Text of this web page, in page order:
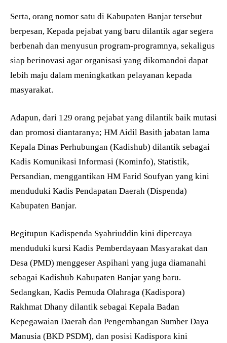
Serta, orang nomor satu di Kabupaten Banjar tersebut
berpesan, Kepada pejabat yang baru dilantik agar segera
berbenah dan menyusun program-programnya, sekaligus
siap berinovasi agar organisasi yang dikomandoi dapat
lebih maju dalam meningkatkan pelayanan kepada
masyarakat.
Adapun, dari 129 orang pejabat yang dilantik baik mutasi
dan promosi diantaranya; HM Aidil Basith jabatan lama
Kepala Dinas Perhubungan (Kadishub) dilantik sebagai
Kadis Komunikasi Informasi (Kominfo), Statistik,
Persandian, menggantikan HM Farid Soufyan yang kini
menduduki Kadis Pendapatan Daerah (Dispenda)
Kabupaten Banjar.
Begitupun Kadispenda Syahriuddin kini dipercaya
menduduki kursi Kadis Pemberdayaan Masyarakat dan
Desa (PMD) menggeser Aspihani yang juga diamanahi
sebagai Kadishub Kabupaten Banjar yang baru.
Sedangkan, Kadis Pemuda Olahraga (Kadispora)
Rakhmat Dhany dilantik sebagai Kepala Badan
Kepegawaian Daerah dan Pengembangan Sumber Daya
Manusia (BKD PSDM), dan posisi Kadispora kini